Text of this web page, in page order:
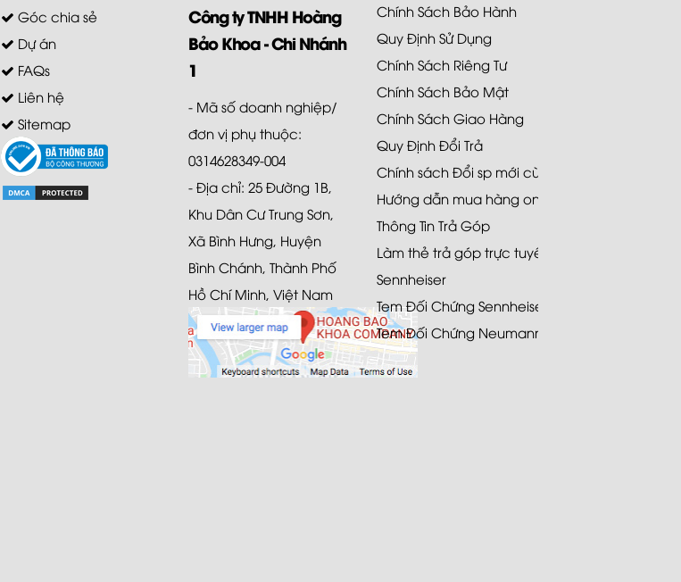
Góc chia sẻ
Dự án
FAQs
Liên hệ
Sitemap
Công ty TNHH Hoàng
Bảo Khoa - Chi Nhánh
1
- Mã số doanh nghiệp/
đơn vị phụ thuộc:
0314628349-004
- Địa chỉ: 25 Đường 1B,
Khu Dân Cư Trung Sơn,
Xã Bình Hưng, Huyện
Bình Chánh, Thành Phố
Hồ Chí Minh, Việt Nam
Chính Sách Bảo Hành
Quy Định Sử Dụng
Chính Sách Riêng Tư
Chính Sách Bảo Mật
Chính Sách Giao Hàng
Quy Định Đổi Trả
Chính sách Đổi sp mới cùng loại 48H
Hướng dẫn mua hàng online
Thông Tin Trả Góp
Làm thẻ trả góp trực tuyến
Sennheiser
Tem Đối Chứng Sennheiser
Tem Đối Chứng Neumann